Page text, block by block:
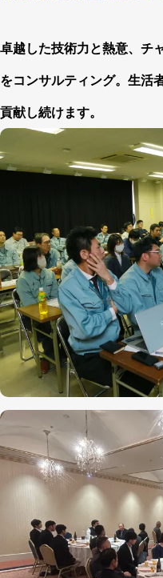
卓越した技術力と熱意、チ
をコンサルティング。生活
貢献し続けます。